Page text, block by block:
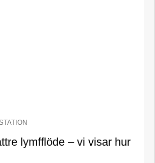
lymfflöde – vi visar hur